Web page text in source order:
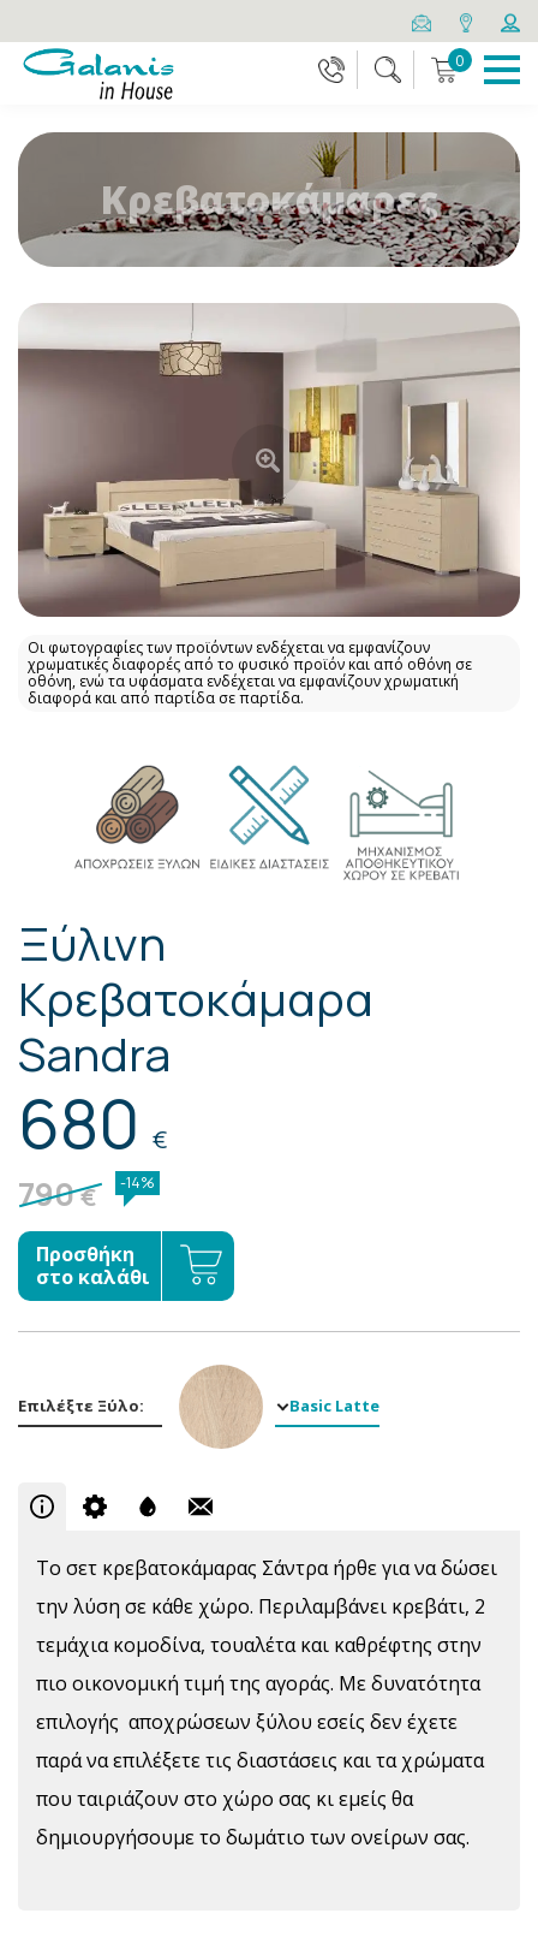
0
Κρεβατοκάμαρες
Οι φωτογραφίες των προϊόντων ενδέχεται να εμφανίζουν
χρωματικές διαφορές από το φυσικό προϊόν και από οθόνη σε
οθόνη, ενώ τα υφάσματα ενδέχεται να εμφανίζουν χρωματική
διαφορά και από παρτίδα σε παρτίδα.
Ξύλινη
Κρεβατοκάμαρα
Sandra
680 €
790€ -14%
Προσθήκη
στο καλάθι
Επιλέξτε Ξύλο: Basic Latte
Το σετ κρεβατοκάμαρας Σάντρα ήρθε για να δώσει
την λύση σε κάθε χώρο. Περιλαμβάνει κρεβάτι, 2
τεμάχια κομοδίνα, τουαλέτα και καθρέφτης στην
πιο οικονομική τιμή της αγοράς. Με δυνατότητα
επιλογής αποχρώσεων ξύλου εσείς δεν έχετε
παρά να επιλέξετε τις διαστάσεις και τα χρώματα
που ταιριάζουν στο χώρο σας κι εμείς θα
δημιουργήσουμε το δωμάτιο των ονείρων σας.